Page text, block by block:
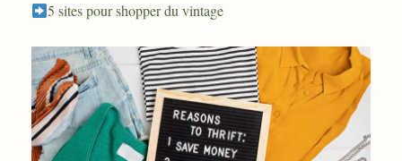
5 sites pour shopper du vintage